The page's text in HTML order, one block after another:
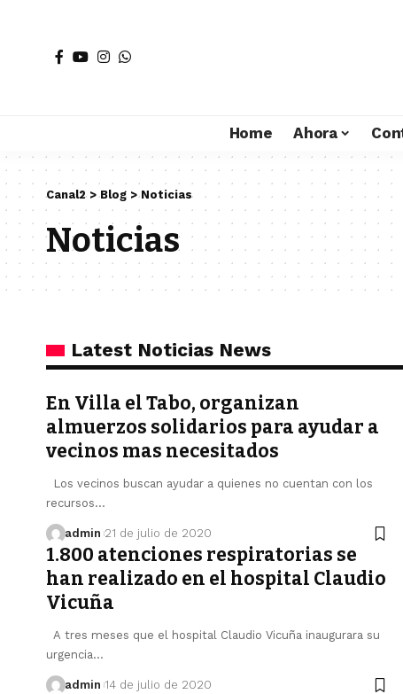
Home Ahora
Canal2>Blog >Noticias
Noticias
Latest Noticias News
En Villa el Tabo, organizan
almuerzos solidarios para ayudar a
vecinos mas necesitados
Los vecinos buscan ayudar a quienes no cuentan con los
recursos…
admin 21 de julio de 2020
1.800 atenciones respiratorias se
han realizado en el hospital Claudio
Vicuña
A tres meses que el hospital Claudio Vicuña inaugurara su
urgencia…
admin 14 de julio de 2020